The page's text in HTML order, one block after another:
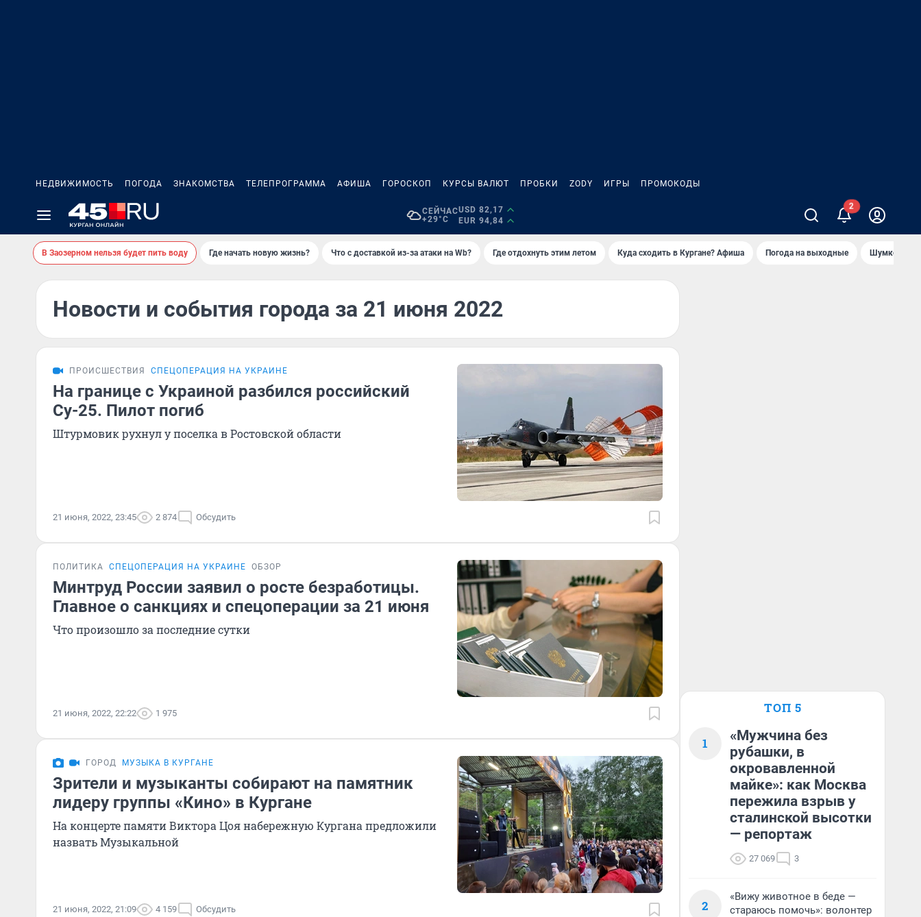
НЕДВИЖИМОСТЬ ПОГОДА ЗНАКОМСТВА ТЕЛЕПРОГРАММА АФИША ГОРОСКОП КУРСЫ ВАЛЮТ ПРОБКИ ZODY ИГРЫ ПРОМОКОДЫ
СЕЙЧАС
+29°C
USD 82,17
EUR 94,84
В Заозерном нельзя будет пить воду Где начать новую жизнь? Что с доставкой из-за атаки на Wb? Где отдохнуть этим летом Куда сходить в Кургане? Афиша Погода на выходные Шумков в
Новости и события города за 21 июня 2022
ПРОИСШЕСТВИЯ СПЕЦОПЕРАЦИЯ НА УКРАИНЕ
На границе с Украиной разбился российский
Су-25. Пилот погиб
Штурмовик рухнул у поселка в Ростовской области
21 июня, 2022, 23:45 2 874 Обсудить
ПОЛИТИКА СПЕЦОПЕРАЦИЯ НА УКРАИНЕ ОБЗОР
Минтруд России заявил о росте безработицы.
Главное о санкциях и спецоперации за 21 июня
Что произошло за последние сутки
21 июня, 2022, 22:22 1 975
ГОРОД МУЗЫКА В КУРГАНЕ
Зрители и музыканты собирают на памятник
лидеру группы «Кино» в Кургане
На концерте памяти Виктора Цоя набережную Кургана предложили
назвать Музыкальной
21 июня, 2022, 21:09 4 159 Обсудить
ТОП 5
1
«Мужчина без
рубашки, в
окровавленной
майке»: как Москва
пережила взрыв у
сталинской высотки
— репортаж
27 069 3
2
«Вижу животное в беде —
стараюсь помочь»: волонтер